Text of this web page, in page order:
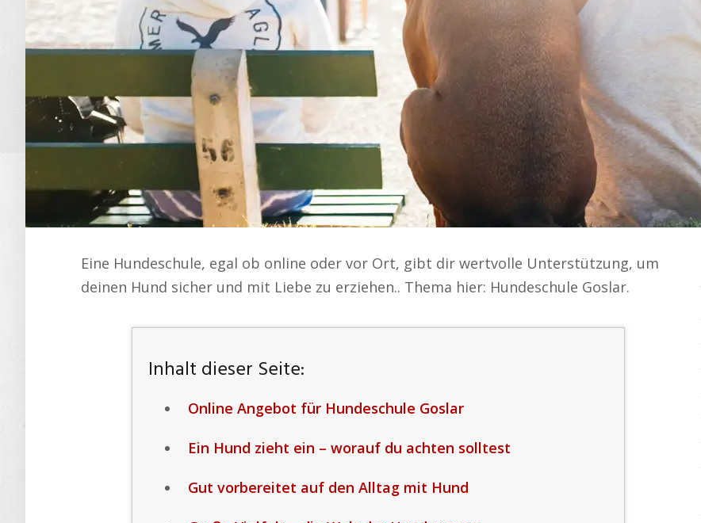
Eine Hundeschule, egal ob online oder vor Ort, gibt dir wertvolle Unterstützung, um
deinen Hund sicher und mit Liebe zu erziehen.. Thema hier: Hundeschule Goslar.
Inhalt dieser Seite:
Online Angebot für Hundeschule Goslar
Ein Hund zieht ein – worauf du achten solltest
Gut vorbereitet auf den Alltag mit Hund